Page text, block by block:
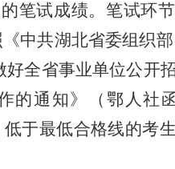
笔试成绩。 笔试环
中共湖北省委组织部
好全省事业单位公开
的通知》（鄂人社
于最低合格线的考